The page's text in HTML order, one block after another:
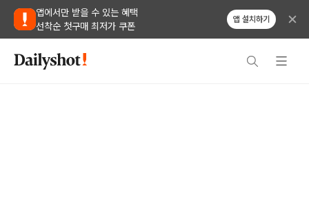
앱에서만 받을 수 있는 혜택
선착순 첫구매 최저가 쿠폰
앱 설치하기